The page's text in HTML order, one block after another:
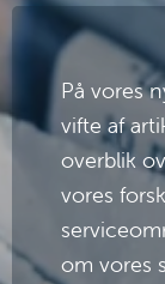
På vores
vifte af
overblik
vores
om vores